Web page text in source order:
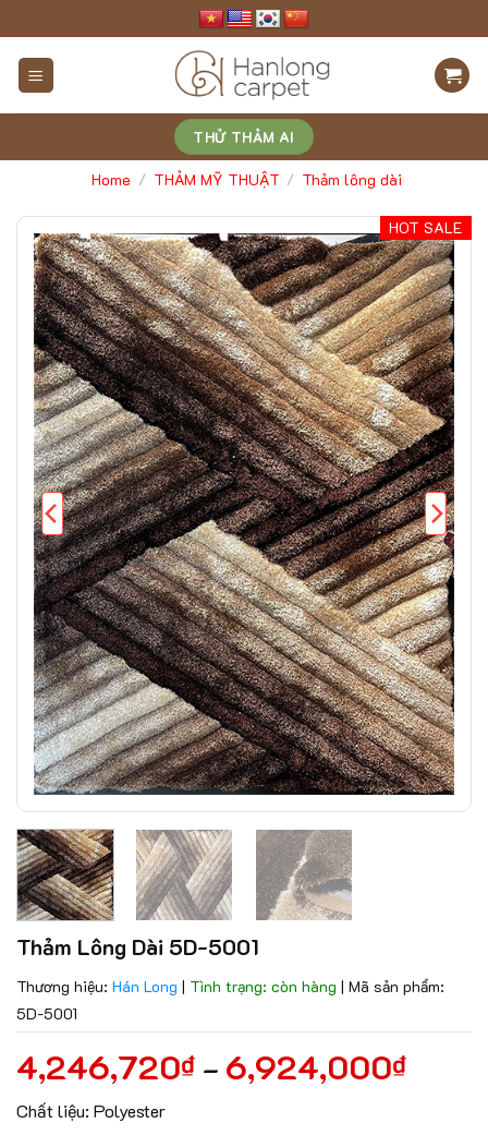
to
content
THỬ THẢM AI
Home / THẢM MỸ THUẬT / Thảm lông dài
HOT SALE
Thảm Lông Dài 5D-5001
Thương hiệu: Hán Long | Tình trạng: còn hàng | Mã sản phẩm:
5D-5001
4,246,720₫ – 6,924,000₫
Chất liệu: Polyester